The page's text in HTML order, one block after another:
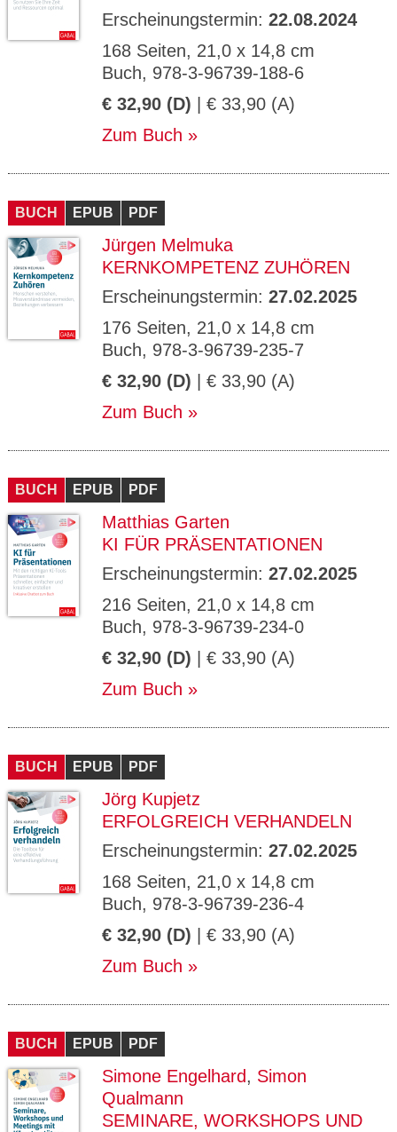
Erscheinungstermin: 22.08.2024
168 Seiten, 21,0 x 14,8 cm
Buch, 978-3-96739-188-6
€ 32,90 (D) | € 33,90 (A)
Zum Buch
BUCH EPUB PDF
Jürgen Melmuka
KERNKOMPETENZ ZUHÖREN
Erscheinungstermin: 27.02.2025
176 Seiten, 21,0 x 14,8 cm
Buch, 978-3-96739-235-7
€ 32,90 (D) | € 33,90 (A)
Zum Buch
BUCH EPUB PDF
Matthias Garten
KI FÜR PRÄSENTATIONEN
Erscheinungstermin: 27.02.2025
216 Seiten, 21,0 x 14,8 cm
Buch, 978-3-96739-234-0
€ 32,90 (D) | € 33,90 (A)
Zum Buch
BUCH EPUB PDF
Jörg Kupjetz
ERFOLGREICH VERHANDELN
Erscheinungstermin: 27.02.2025
168 Seiten, 21,0 x 14,8 cm
Buch, 978-3-96739-236-4
€ 32,90 (D) | € 33,90 (A)
Zum Buch
BUCH EPUB PDF
Simone Engelhard, Simon
Qualmann
SEMINARE, WORKSHOPS UND